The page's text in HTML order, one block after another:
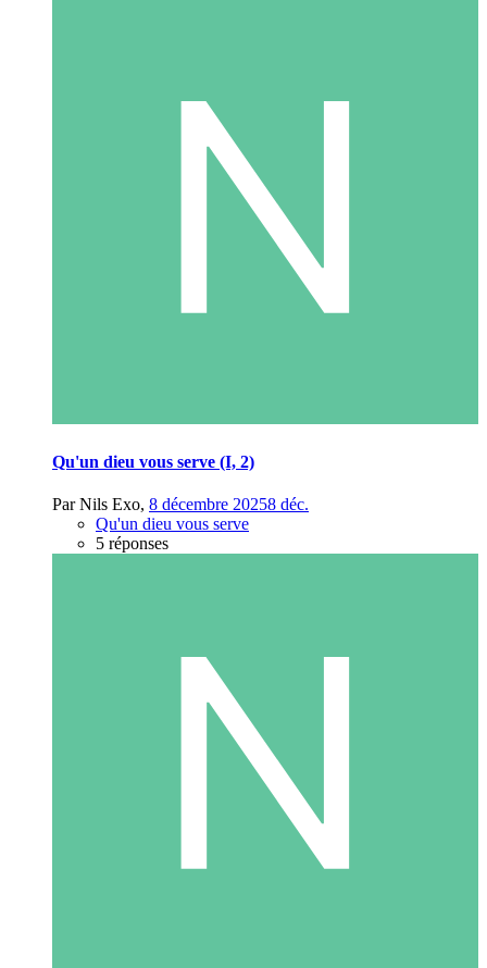
Qu'un dieu vous serve (I, 2)
ParNils Exo, 8 décembre 20258 déc.
Qu'un dieu vous serve
5 réponses